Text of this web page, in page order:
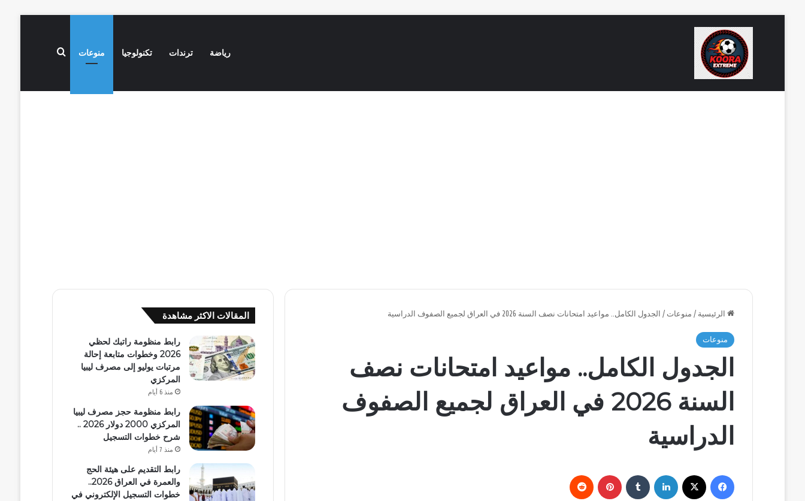
رياضة ترندات تكنولوجيا منوعات بحث عن
الرئيسية / منوعات / الجدول الكامل.. مواعيد امتحانات نصف السنة 2026 في العراق لجميع الصفوف الدراسية
منوعات
الجدول الكامل.. مواعيد امتحانات نصف
السنة 2026 في العراق لجميع الصفوف
الدراسية
فيسبوك لينكدإن بينتيريست
المقالات الاكثر مشاهدة
رابط منظومة راتبك لحظي
2026 وخطوات متابعة إحالة
مرتبات يوليو إلى مصرف ليبيا
المركزي
منذ 6 أيام
رابط منظومة حجز مصرف ليبيا
المركزي 2000 دولار 2026 ..
شرح خطوات التسجيل
منذ 7 أيام
رابط التقديم على هيئة الحج
والعمرة في العراق 2026..
خطوات التسجيل الإلكتروني في